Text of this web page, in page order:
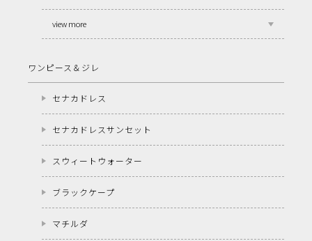
view more
ワンピース＆ジレ
セナカドレス
セナカドレスサンセット
スウィートウォーター
ブラックケープ
マチルダ